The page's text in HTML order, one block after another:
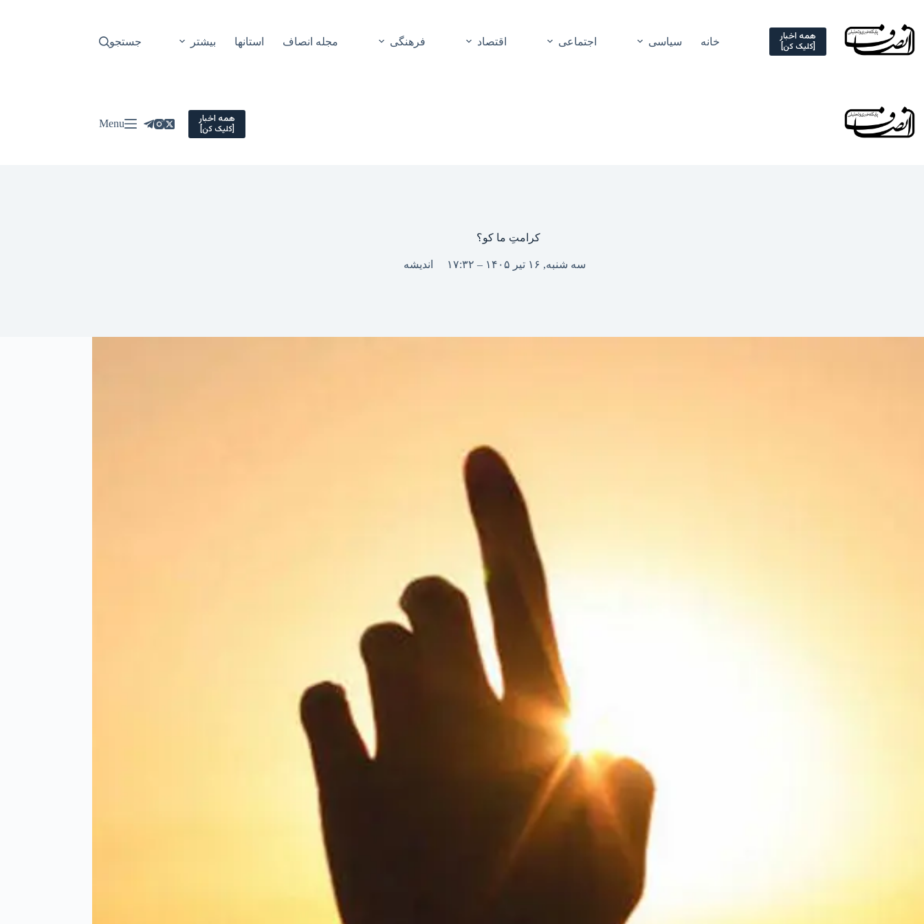
content
همه اخبار
[کلیک کن] خانه سیاسی اجتماعی اقتصاد فرهنگی مجله انصاف استانها بیشتر جستجو
همه اخبار
[کلیک کن] Menu
کرامتِ ما کو؟
سه شنبه, ۱۶ تیر ۱۴۰۵ – ۱۷:۳۲ اندیشه